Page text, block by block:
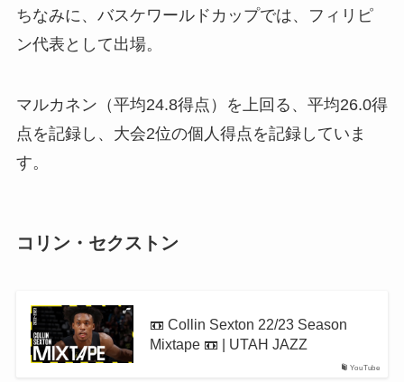
ちなみに、バスケワールドカップでは、フィリピ
ン代表として出場。
マルカネン（平均24.8得点）を上回る、平均26.0得
点を記録し、大会2位の個人得点を記録していま
す。
コリン・セクストン
YouTube
📼 Collin Sexton 22/23 Season
Mixtape 📼 | UTAH JAZZ